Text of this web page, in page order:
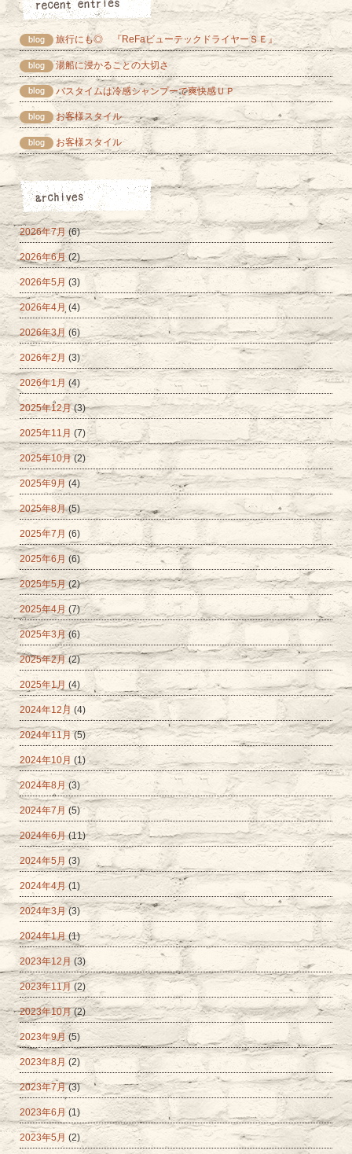
旅行にも◎ 『ReFaビューテックドライヤーＳＥ』
湯船に浸かることの大切さ
バスタイムは冷感シャンプーで爽快感ＵＰ
お客様スタイル
お客様スタイル
2026年7月 (6)
2026年6月(2)
2026年5月 (3)
2026年4月 (4)
2026年3月 (6)
2026年2月 (3)
2026年1月 (4)
2025年12月(3)
2025年11月 (7)
2025年10月(2)
2025年9月 (4)
2025年8月(5)
2025年7月 (6)
2025年6月 (6)
2025年5月(2)
2025年4月 (7)
2025年3月(6)
2025年2月(2)
2025年1月 (4)
2024年12月 (4)
2024年11月(5)
2024年10月 (1)
2024年8月(3)
2024年7月 (5)
2024年6月(11)
2024年5月 (3)
2024年4月(1)
2024年3月 (3)
2024年1月(1)
2023年12月 (3)
2023年11月 (2)
2023年10月(2)
2023年9月 (5)
2023年8月 (2)
2023年7月(3)
2023年6月 (1)
2023年5月 (2)